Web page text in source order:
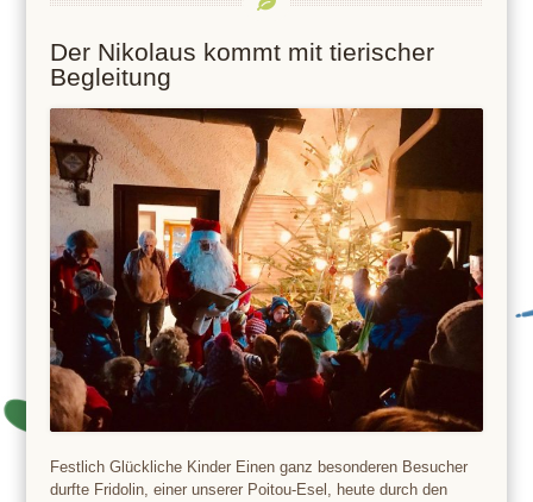
Der Nikolaus kommt mit tierischer
Begleitung
Festlich Glückliche Kinder Einen ganz besonderen Besucher
durfte Fridolin, einer unserer Poitou-Esel, heute durch den